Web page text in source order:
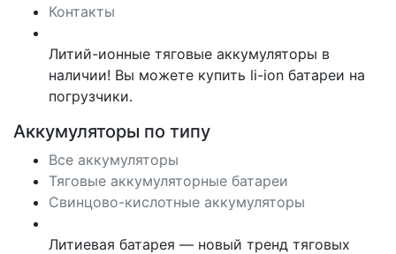
Контакты
Литий-ионные тяговые аккумуляторы в
наличии! Вы можете купить li-ion батареи на
погрузчики.
Аккумуляторы по типу
Все аккумуляторы
Тяговые аккумуляторные батареи
Свинцово-кислотные аккумуляторы
Литиевая батарея — новый тренд тяговых